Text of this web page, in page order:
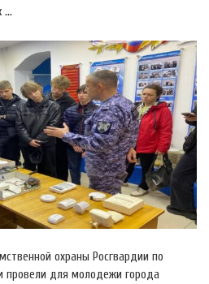
...
охраны Росгвардии по
провели для молодежи города